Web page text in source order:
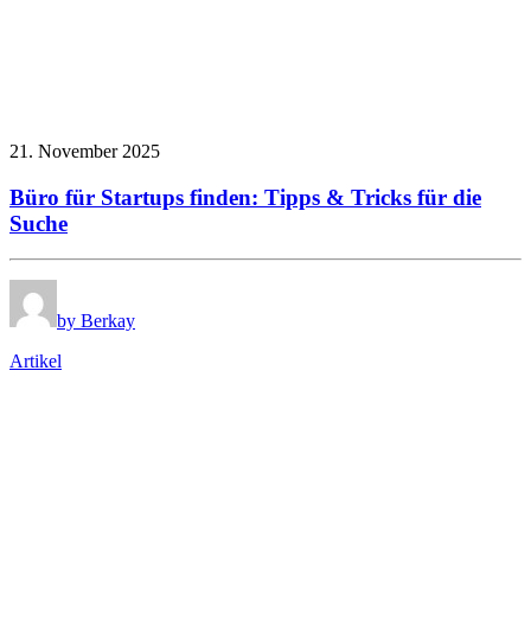
21. November 2025
Büro für Startups finden: Tipps & Tricks für die
Suche
by Berkay
Artikel